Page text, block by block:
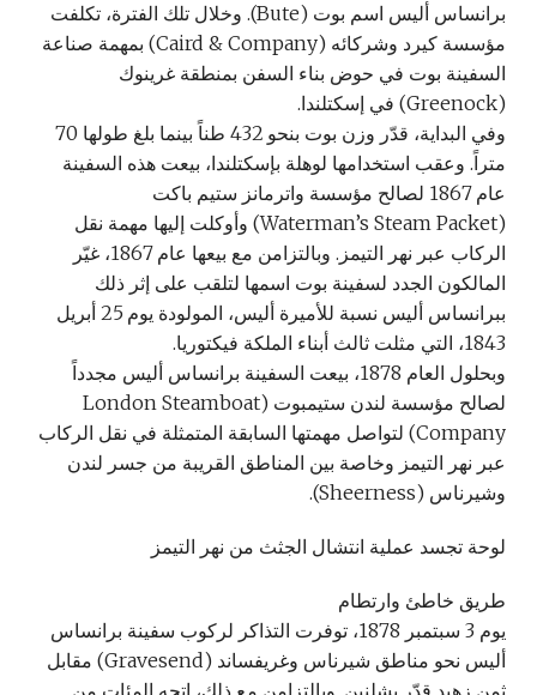
برانساس أليس اسم بوت (Bute). وخلال تلك الفترة، تكلفت
مؤسسة كيرد وشركائه (Caird & Company) بمهمة صناعة
السفينة بوت في حوض بناء السفن بمنطقة غرينوك
(Greenock) في إسكتلندا.
وفي البداية، قدّر وزن بوت بنحو 432 طناً بينما بلغ طولها 70
متراً. وعقب استخدامها لوهلة بإسكتلندا، بيعت هذه السفينة
عام 1867 لصالح مؤسسة واترمانز ستيم باكت
(Waterman’s Steam Packet) وأوكلت إليها مهمة نقل
الركاب عبر نهر التيمز. وبالتزامن مع بيعها عام 1867، غيّر
المالكون الجدد لسفينة بوت اسمها لتلقب على إثر ذلك
ببرانساس أليس نسبة للأميرة أليس، المولودة يوم 25 أبريل
1843، التي مثلت ثالث أبناء الملكة فيكتوريا.
وبحلول العام 1878، بيعت السفينة برانساس أليس مجدداً
لصالح مؤسسة لندن ستيمبوت (London Steamboat
Company) لتواصل مهمتها السابقة المتمثلة في نقل الركاب
عبر نهر التيمز وخاصة بين المناطق القريبة من جسر لندن
وشيرناس (Sheerness).
لوحة تجسد عملية انتشال الجثث من نهر التيمز
طريق خاطئ وارتطام
يوم 3 سبتمبر 1878، توفرت التذاكر لركوب سفينة برانساس
أليس نحو مناطق شيرناس وغريفساند (Gravesend) مقابل